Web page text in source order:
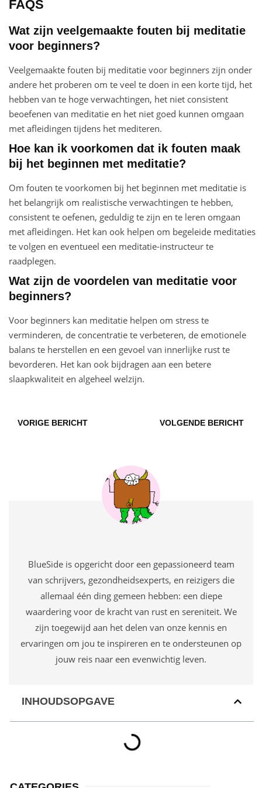
FAQS
Wat zijn veelgemaakte fouten bij meditatie
voor beginners?
Veelgemaakte fouten bij meditatie voor beginners zijn onder
andere het proberen om te veel te doen in een korte tijd, het
hebben van te hoge verwachtingen, het niet consistent
beoefenen van meditatie en het niet goed kunnen omgaan
met afleidingen tijdens het mediteren.
Hoe kan ik voorkomen dat ik fouten maak
bij het beginnen met meditatie?
Om fouten te voorkomen bij het beginnen met meditatie is
het belangrijk om realistische verwachtingen te hebben,
consistent te oefenen, geduldig te zijn en te leren omgaan
met afleidingen. Het kan ook helpen om begeleide meditaties
te volgen en eventueel een meditatie-instructeur te
raadplegen.
Wat zijn de voordelen van meditatie voor
beginners?
Voor beginners kan meditatie helpen om stress te
verminderen, de concentratie te verbeteren, de emotionele
balans te herstellen en een gevoel van innerlijke rust te
bevorderen. Het kan ook bijdragen aan een betere
slaapkwaliteit en algeheel welzijn.
VORIGE BERICHT VOLGENDE BERICHT
BlueSide is opgericht door een gepassioneerd team
van schrijvers, gezondheidsexperts, en reizigers die
allemaal één ding gemeen hebben: een diepe
waardering voor de kracht van rust en sereniteit. We
zijn toegewijd aan het delen van onze kennis en
ervaringen om jou te inspireren en te ondersteunen op
jouw reis naar een evenwichtig leven.
INHOUDSOPGAVE